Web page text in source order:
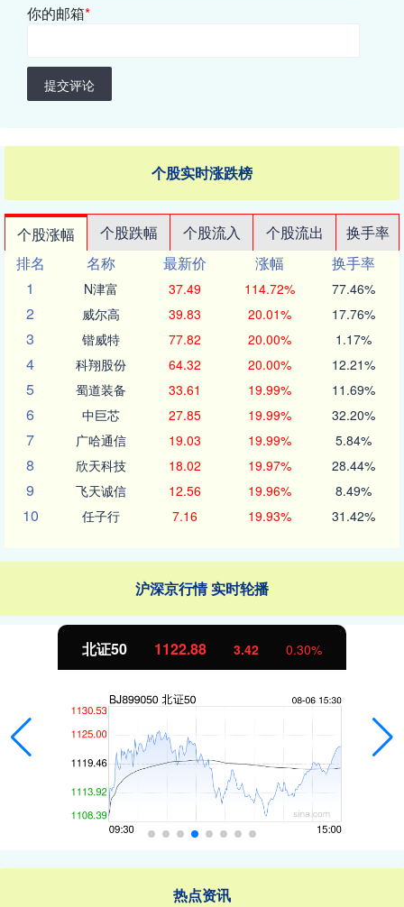
你的邮箱*
提交评论
个股实时涨跌榜
个股涨幅 个股跌幅 个股流入 个股流出
换手率
排名
名称 最新价 涨幅
换手率
1
N津富 37.49 114.72% 77.46%
2 威尔高 39.83 20.01% 17.76%
3 锴威特 77.82 20.00% 1.17%
4 科翔股份 64.32 20.00% 12.21%
5 蜀道装备 33.61 19.99% 11.69%
6 中巨芯 27.85 19.99% 32.20%
7 广哈通信 19.03 19.99% 5.84%
8 欣天科技 18.02 19.97% 28.44%
9 飞天诚信 12.56 19.96% 8.49%
10 任子行 7.16 19.93% 31.42%
沪深京行情 实时轮播
北证50 1122.88 3.42 0.30%
热点资讯